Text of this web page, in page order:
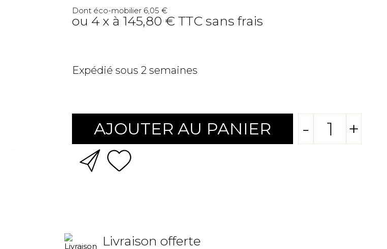
Dont éco-mobilier 6,05 €
ou 4 x à 145,80 € TTC sans frais
Expédié sous 2 semaines
AJOUTER AU PANIER - +
Livraison offerte